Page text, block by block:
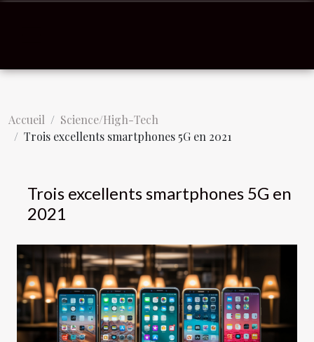
Accueil
Science/High-Tech
Trois excellents smartphones 5G en 2021
Trois excellents smartphones 5G en
2021